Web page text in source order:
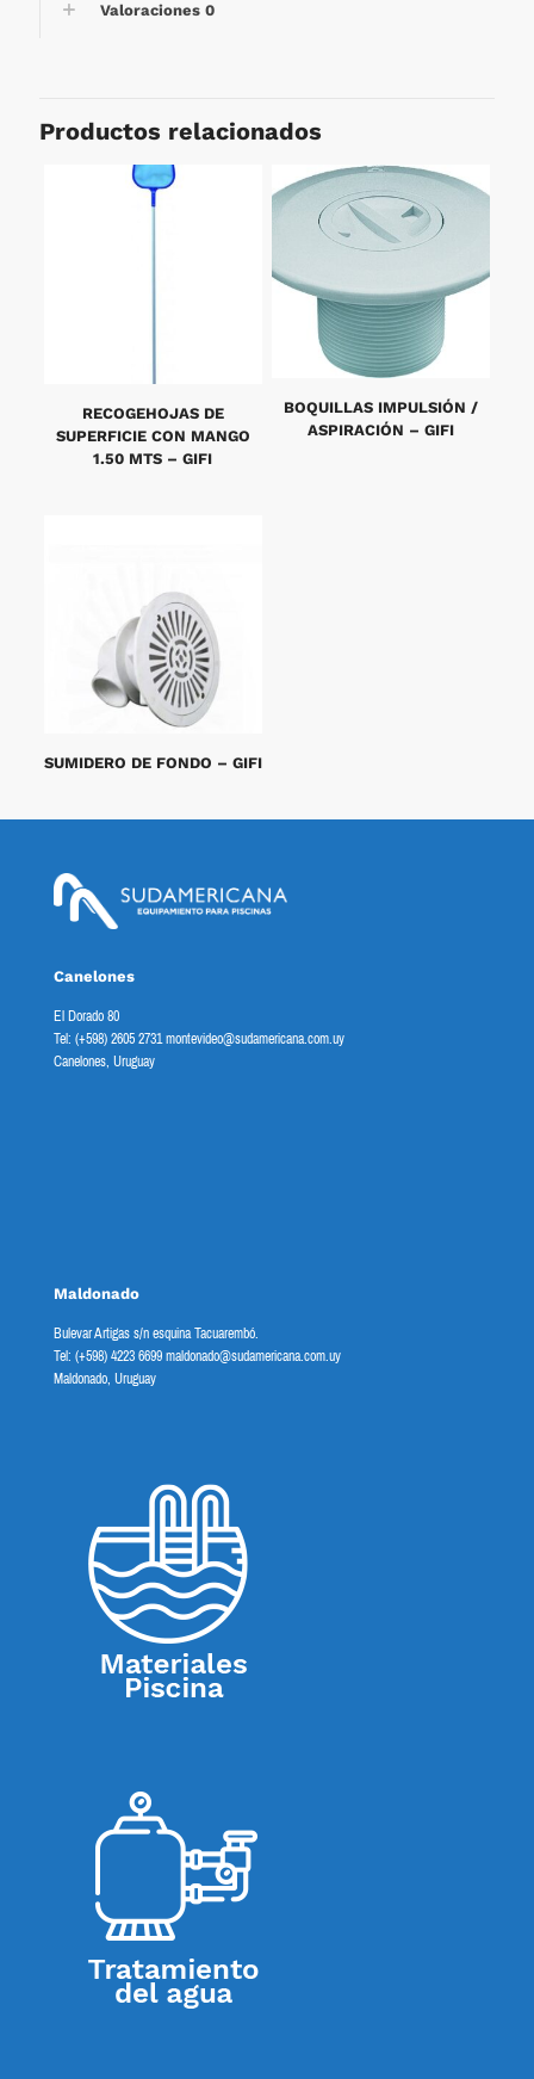
Valoraciones 0
Productos relacionados
RECOGEHOJAS DE
SUPERFICIE CON MANGO
1.50 MTS – GIFI
BOQUILLAS IMPULSIÓN /
ASPIRACIÓN – GIFI
SUMIDERO DE FONDO – GIFI
Canelones
El Dorado 80
Tel: (+598) 2605 2731 montevideo@sudamericana.com.uy
Canelones, Uruguay
Maldonado
Bulevar Artigas s/n esquina Tacuarembó.
Tel: (+598) 4223 6699 maldonado@sudamericana.com.uy
Maldonado, Uruguay